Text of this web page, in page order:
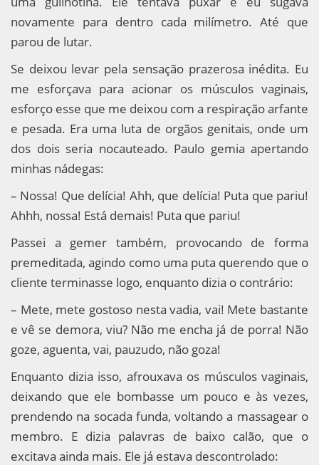
novamente para dentro cada milímetro. Até que
parou de lutar.
Se deixou levar pela sensação prazerosa inédita. Eu
me esforçava para acionar os músculos vaginais,
esforço esse que me deixou com a respiração arfante
e pesada. Era uma luta de orgãos genitais, onde um
dos dois seria nocauteado. Paulo gemia apertando
minhas nádegas:
– Nossa! Que delícia! Ahh, que delícia! Puta que pariu!
Ahhh, nossa! Está demais! Puta que pariu!
Passei a gemer também, provocando de forma
premeditada, agindo como uma puta querendo que o
cliente terminasse logo, enquanto dizia o contrário:
– Mete, mete gostoso nesta vadia, vai! Mete bastante
e vê se demora, viu? Não me encha já de porra! Não
goze, aguenta, vai, pauzudo, não goza!
Enquanto dizia isso, afrouxava os músculos vaginais,
deixando que ele bombasse um pouco e às vezes,
prendendo na socada funda, voltando a massagear o
membro. E dizia palavras de baixo calão, que o
excitava ainda mais. Ele já estava descontrolado: